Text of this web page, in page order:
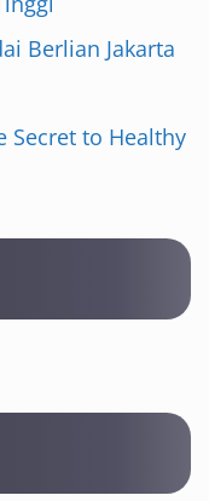
Berlian Jakarta
Secret to Healthy